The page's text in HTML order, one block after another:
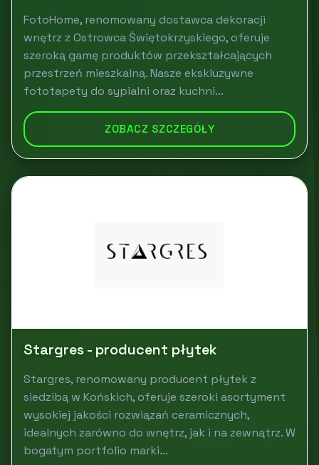
FotoHome, renomowany dostawca dekoracji
wnętrz z Ostrowca Świętokrzyskiego, oferuje
szeroką gamę produktów przekształcających
przestrzeń mieszkalną. Nasze ekskluzywne
fototapety do sypialni oraz kuchni...
ZOBACZ SZCZEGÓŁY
Stargres - producent płytek
Stargres, renomowany producent płytek z
siedzibą w Końskich, oferuje szeroki asortyment
wysokiej jakości rozwiązań ceramicznych,
idealnych zarówno do wnętrz, jak i na zewnątrz. W
bogatym portfolio marki...